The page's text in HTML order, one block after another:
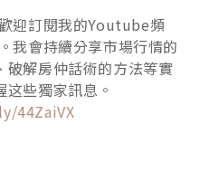
迎訂閱我的Youtube頻
我會持續分享市場行情的
破解房仲話術的方法等實
些獨家訊息。
44ZaiVX